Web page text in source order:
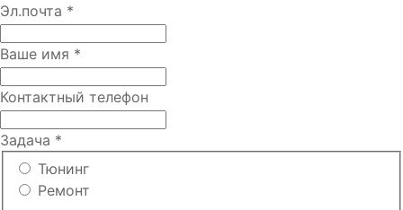
Эл.почта *
Ваше имя *
Контактный телефон
Задача *
Тюнинг
Ремонт